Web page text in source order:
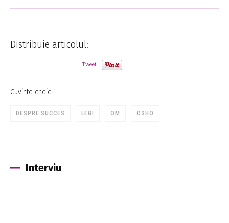
Distribuie articolul:
Tweet
Cuvinte cheie:
DESPRE SUCCES LEGI OM OSHO
Interviu